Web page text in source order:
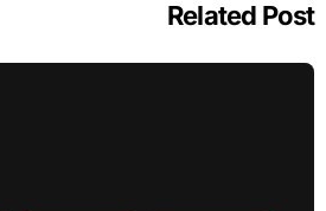
Related Post